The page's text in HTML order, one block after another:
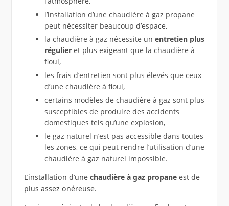
l’installation d’une chaudière à gaz propane
peut nécessiter beaucoup d’espace,
la chaudière à gaz nécessite un entretien plus
régulieret plus exigeant que la chaudière à
fioul,
les frais d’entretien sont plus élevés que ceux
d’une chaudière à fioul,
certains modèles de chaudière à gaz sont plus
susceptibles de produire des accidents
domestiques tels qu’une explosion,
le gaz naturel n’est pas accessible dans toutes
les zones, ce qui peut rendre l’utilisation d’une
chaudière à gaz naturel impossible.
L’installation d’une chaudière à gaz propaneest de
plus assez onéreuse.